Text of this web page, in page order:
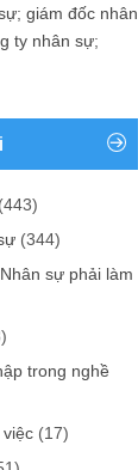
; giám đốc nhân
ty nhân sự;
(443)
(344)
sự phải làm
trong nghề
(17)